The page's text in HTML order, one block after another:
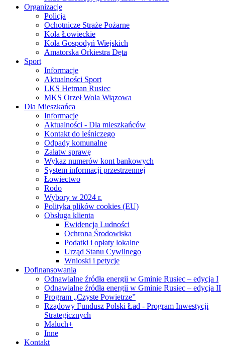
Organizacje
Policja
Ochotnicze Straże Pożarne
Koła Łowieckie
Koła Gospodyń Wiejskich
Amatorska Orkiestra Dęta
Sport
Informacje
Aktualności Sport
LKS Hetman Rusiec
MKS Orzeł Wola Wiązowa
Dla Mieszkańca
Informacje
Aktualności - Dla mieszkańców
Kontakt do leśniczego
Odpady komunalne
Załatw sprawę
Wykaz numerów kont bankowych
System informacji przestrzennej
Łowiectwo
Rodo
Wybory w 2024 r.
Polityka plików cookies (EU)
Obsługa klienta
Ewidencja Ludności
Ochrona Środowiska
Podatki i opłaty lokalne
Urząd Stanu Cywilnego
Wnioski i petycje
Dofinansowania
Odnawialne źródła energii w Gminie Rusiec – edycja I
Odnawialne źródła energii w Gminie Rusiec – edycja II
Program „Czyste Powietrze”
Rządowy Fundusz Polski Ład - Program Inwestycji
Strategicznych
Maluch+
Inne
Kontakt